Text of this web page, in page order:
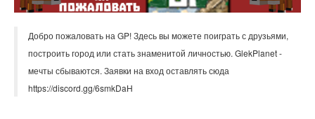
Добро пожаловать на GP! Здесь вы можете поиграть с друзьями,
построить город или стать знаменитой личностью. GlekPlanet -
мечты сбываются. Заявки на вход оставлять сюда
https://discord.gg/6smkDaH